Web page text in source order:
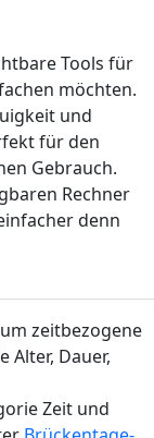
Tools für
möchten.
und
für den
Gebrauch.
Rechner
denn
zeitbezogene
Alter, Dauer,
Zeit und